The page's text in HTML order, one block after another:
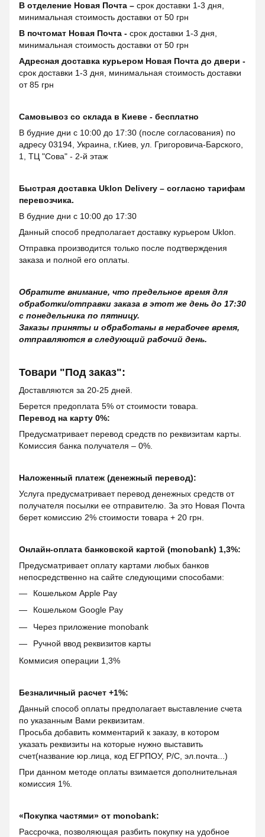
В отделение Новая Почта – срок доставки 1-3 дня,
минимальная стоимость доставки от 50 грн
В почтомат Новая Почта - срок доставки 1-3 дня,
минимальная стоимость доставки от 50 грн
Адресная доставка курьером Новая Почта до двери -
срок доставки 1-3 дня, минимальная стоимость доставки
от 85 грн
Самовывоз со склада в Киеве - бесплатно
В будние дни с 10:00 до 17:30 (после согласования) по
адресу 03194, Украина, г.Киев, ул. Григоровича-Барского,
1, ТЦ "Сова" - 2-й этаж
Быстрая доставка Uklon Delivery – согласно тарифам
перевозчика.
В будние дни с 10:00 до 17:30
Данный способ предполагает доставку курьером Uklon.
Отправка производится только после подтверждения
заказа и полной его оплаты.
Обратите внимание, что предельное время для
обработки/отправки заказа в этот же день до 17:30
с понедельника по пятницу.
Заказы приняты и обработаны в нерабочее время,
отправляются в следующий рабочий день.
Товари "Под заказ":
Доставляются за 20-25 дней.
Берется предоплата 5% от стоимости товара.
Перевод на карту 0%:
Предусматривает перевод средств по реквизитам карты.
Комиссия банка получателя – 0%.
Наложенный платеж (денежный перевод):
Услуга предусматривает перевод денежных средств от
получателя посылки ее отправителю. За это Новая Почта
берет комиссию 2% стоимости товара + 20 грн.
Онлайн-оплата банковской картой (monobank) 1,3%:
Предусматривает оплату картами любых банков
непосредственно на сайте следующими способами:
Кошельком Apple Pay
Кошельком Google Pay
Через приложение monobank
Ручной ввод реквизитов карты
Коммисия операции 1,3%
Безналичный расчет +1%:
Данный способ оплаты предполагает выставление счета
по указанным Вами реквизитам.
Просьба добавить комментарий к заказу, в котором
указать реквизиты на которые нужно выставить
счет(название юр.лица, код ЕГРПОУ, Р/С, эл.почта...)
При данном методе оплаты взимается дополнительная
комиссия 1%.
«Покупка частями» от monobank:
Рассрочка, позволяющая разбить покупку на удобное